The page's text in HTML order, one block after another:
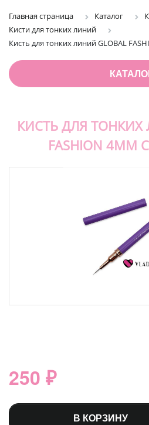
Главная страница Каталог
Кисти для тонких линий
Кисть для тонких линий GLOBAL
КИСТЬ ДЛЯ ТОНКИХ
FASHION 4MM
250 ₽
В КОРЗИНУ